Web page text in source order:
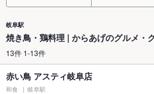
岐阜駅
焼き鳥・鶏料理 | からあげのグルメ・
13件 1-13件
赤い鳥 アスティ岐阜店
和食 岐阜駅